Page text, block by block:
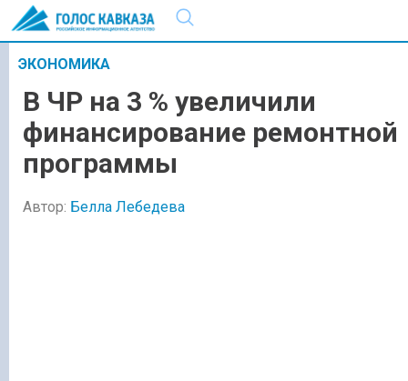
ЭКОНОМИКА
В ЧР на 3 % увеличили
финансирование ремонтной
программы
Автор: Белла Лебедева